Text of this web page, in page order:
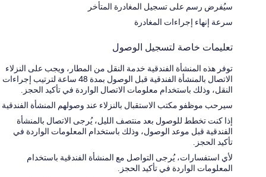
سيُفرض رسم على تسجيل المغادرة المتأخر
سرعة إنهاء إجراءات المغادرة
تعليمات خاصة لتسجيل الوصول
توفر هذه المنشأة الفندقية خدمة النقل من المطار، ويجب على النزلاء
الاتصال بالمنشأة الفندقية قبل الوصول بمدة 48 ساعة لترتيب إجراءات
النقل، وذلك باستخدام معلومات الاتصال الواردة في تأكيد الحجز.
سيرحب موظفو مكتب الاستقبال بالنزلاء عند وصولهم المنشأة الفندقية
إذا كنت تخطط للوصول بعد منتصف الليل، يُرجى الاتصال بالمنشأة
الفندقية قبل موعد الوصول، وذلك باستخدام المعلومات الواردة في
تأكيد الحجز.
لأي استفسارات، يُرجى التواصل مع المنشأة الفندقية باستخدام
المعلومات الواردة في تأكيد الحجز.